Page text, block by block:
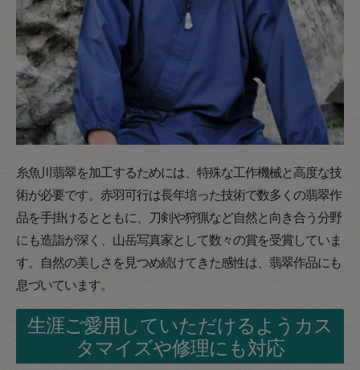
糸魚川翡翠を加工するためには、特殊な工作機械と高度な技
術が必要です。赤羽可行は長年培った技術で数多くの翡翠作
品を手掛けるとともに、刀剣や狩猟など自然と向き合う分野
にも造詣が深く、山岳写真家として数々の賞を受賞していま
す。自然の美しさを見つめ続けてきた感性は、翡翠作品にも
息づいています。
生涯ご愛用していただけるようカス
タマイズや修理にも対応